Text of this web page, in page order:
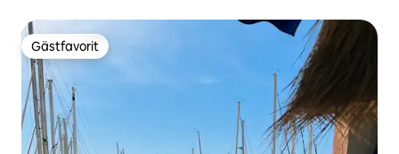
Gästfavorit
Gästfavorit